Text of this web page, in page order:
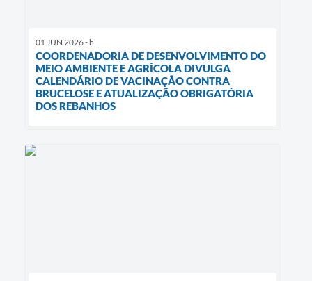
01 JUN 2026 - h
COORDENADORIA DE DESENVOLVIMENTO DO
MEIO AMBIENTE E AGRÍCOLA DIVULGA
CALENDÁRIO DE VACINAÇÃO CONTRA
BRUCELOSE E ATUALIZAÇÃO OBRIGATÓRIA
DOS REBANHOS